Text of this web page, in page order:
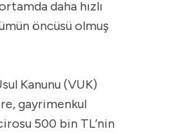
daha hızlı
öncüsü olmuş
Kanunu (VUK)
gayrimenkul
500 bin TL’nin